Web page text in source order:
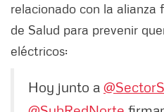
relacionado con la alianza
de Salud para prevenir
eléctricos:
Hoy junto a